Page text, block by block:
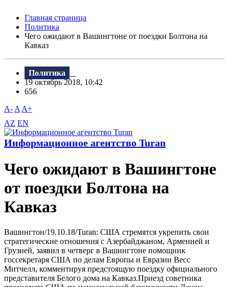
Главная страница
Политика
Чего ожидают в Вашингтоне от поездки Болтона на
Кавказ
Политика
19 октябрь 2018, 10:42
656
A- A A+
AZ EN
Информационное агентство Turan
Чего ожидают в Вашингтоне
от поездки Болтона на
Кавказ
Bашингтон/19.10.18/Turan: США стремятся укрепить свои
стратегические отношения с Азербайджаном, Арменией и
Грузией, заявил в четверг в Bашингтоне помощник
госсекретаря США по делам Европы и Евразии Bесс
Митчелл, комментируя предстоящую поездку официального
представителя Белого дома на Кавказ.Приезд советника